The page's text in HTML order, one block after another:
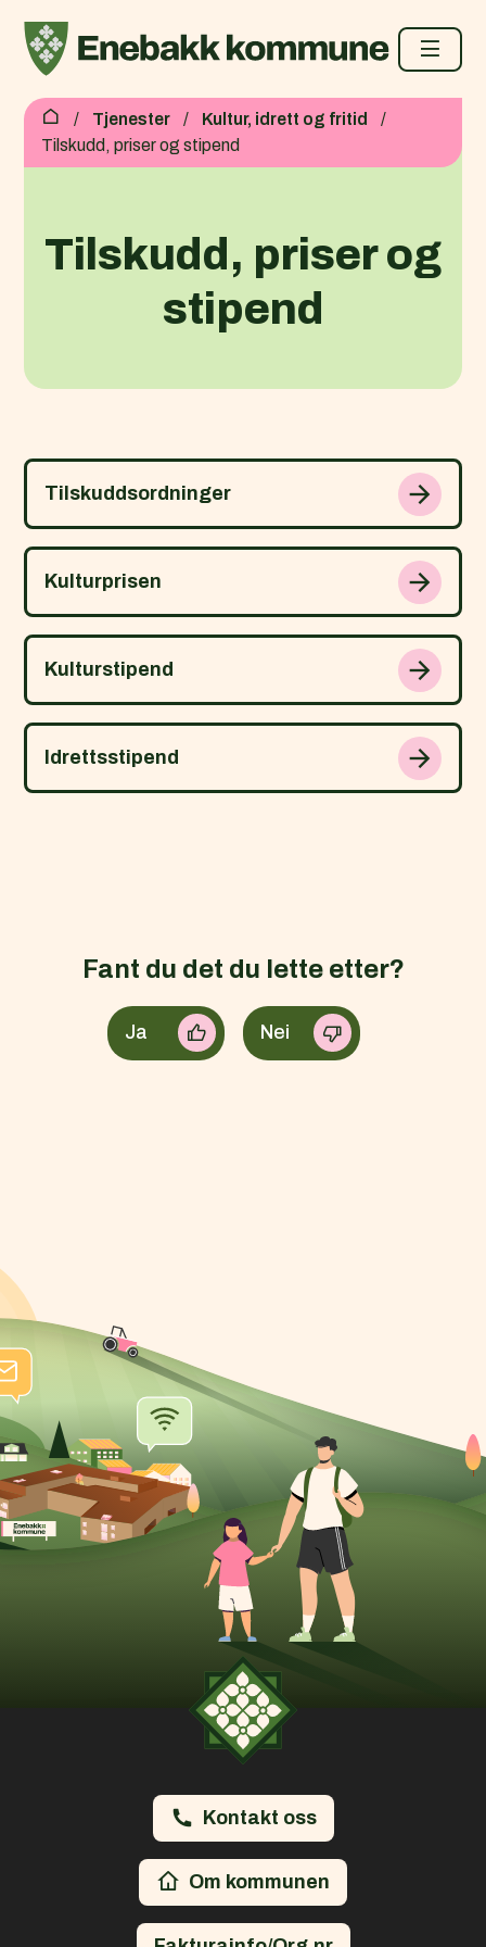
Du er her:Tjenester
Kultur, idrett og fritid
Tilskudd, priser og stipend
Tilskudd, priser og
stipend
Tilskuddsordninger
Kulturprisen
Kulturstipend
Idrettsstipend
Fant du det du lette etter?
Ja Nei
Kontakt oss
Om kommunen